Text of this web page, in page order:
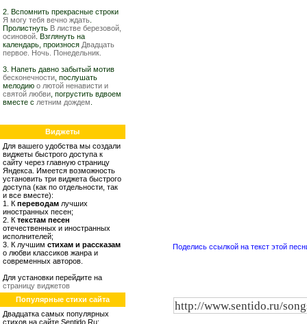
2. Вспомнить прекрасные строки
Я могу тебя вечно ждать
Пролистнуть В листве березовой,
осиновой . Взглянуть на
календарь, произнося Двадцать
первое. Ночь. Понедельник.
3. Напеть давно забытый мотив
бесконечности , послушать
мелодию о лютой ненависти и
святой любви , погрустить вдвоем
вместе с летним дождем
Виджеты
Для вашего удобства мы создали
виджеты быстрого доступа к
сайту через главную страницу
Яндекса. Имеется возможность
установить три виджета быстрого
доступа (как по отдельности, так
и все вместе):
1. К переводам лучших
иностранных песен;
2. К текстам песен
отечественных и иностранных
исполнителей;
3. К лучшим стихам и рассказам
о любви классиков жанра и
современных авторов.
Для установки перейдите на
страницу виджетов
Популярные стихи сайта
Двадцатка самых популярных
стихов на сайте Sentido.Ru:
Поделись ссылкой на текст этой